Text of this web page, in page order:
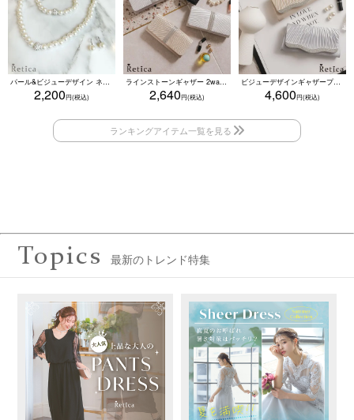
パール&ビジューデザイン ネックレス×ピアス×ブレスレット アクセサリー3set
2,200
ラインストーンギャザー 2wayプリーツクラッチバッグ(ベージュ/シルバー/ブラック/ホワイト/レッド)
2,640
ビジューデザインギャザープリーツ入り2wayバッグ(ベージュ/シルバー/ブラック)
4,600
Topics 最新のトレンド特集